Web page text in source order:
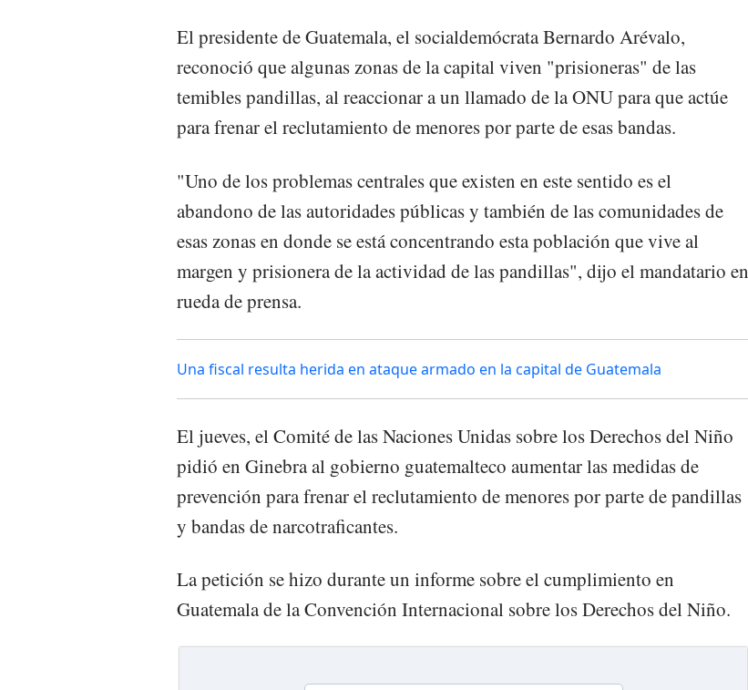
El presidente de Guatemala, el socialdemócrata Bernardo Arévalo,
reconoció que algunas zonas de la capital viven "prisioneras" de las
temibles pandillas, al reaccionar a un llamado de la ONU para que actúe
para frenar el reclutamiento de menores por parte de esas bandas.
"Uno de los problemas centrales que existen en este sentido es el
abandono de las autoridades públicas y también de las comunidades de
esas zonas en donde se está concentrando esta población que vive al
margen y prisionera de la actividad de las pandillas", dijo el mandatario en
rueda de prensa.
Una fiscal resulta herida en ataque armado en la capital de Guatemala
El jueves, el Comité de las Naciones Unidas sobre los Derechos del Niño
pidió en Ginebra al gobierno guatemalteco aumentar las medidas de
prevención para frenar el reclutamiento de menores por parte de pandillas
y bandas de narcotraficantes.
La petición se hizo durante un informe sobre el cumplimiento en
Guatemala de la Convención Internacional sobre los Derechos del Niño.